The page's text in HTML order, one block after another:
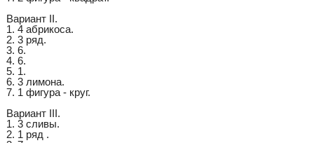
Вариант II.
1. 4 абрикоса.
2. 3 ряд.
3. 6.
4. 6.
5. 1.
6. 3 лимона.
7. 1 фигура - круг.
Вариант III.
1. 3 сливы.
2. 1 ряд .